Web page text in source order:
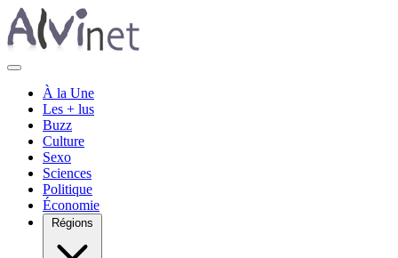
À la Une
Les + lus
Buzz
Culture
Sexo
Sciences
Politique
Économie
Régions